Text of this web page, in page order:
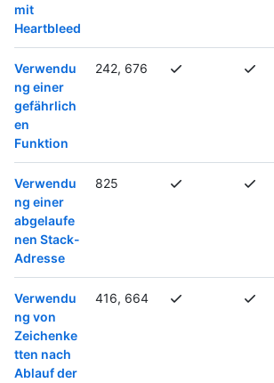
mit
Heartbleed
Verwendu
ng einer
gefährlich
en
Funktion
242, 676
Verwendu
ng einer
abgelaufe
nen Stack-
Adresse
825
Verwendu
ng von
Zeichenke
tten nach
Ablauf der
416, 664